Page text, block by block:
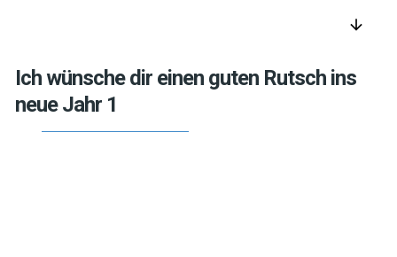
arrow_downward
Ich wünsche dir einen guten Rutsch ins
neue Jahr 1